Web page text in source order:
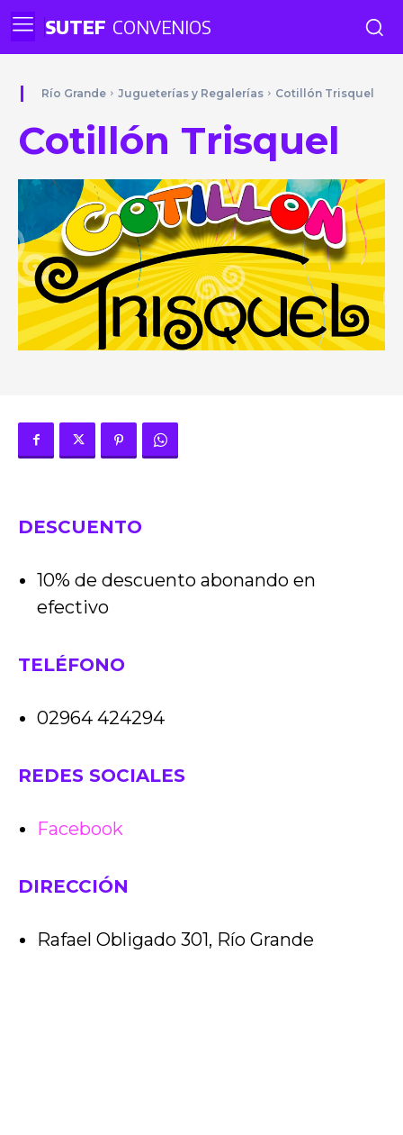
SUTEF CONVENIOS
Río Grande Jugueterías y Regalerías Cotillón Trisquel
Cotillón Trisquel
DESCUENTO
10% de descuento abonando en
efectivo
TELÉFONO
02964 424294
REDES SOCIALES
Facebook
DIRECCIÓN
Rafael Obligado 301, Río Grande